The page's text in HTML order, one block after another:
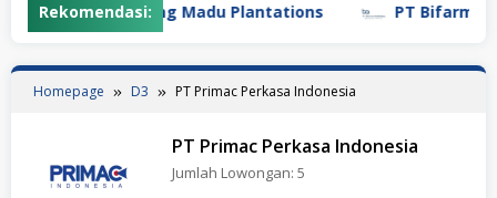
Rekomendasi:
PT Gunung Madu Plantations PT Bifarma
Homepage D3 PT Primac Perkasa Indonesia
PT Primac Perkasa Indonesia
Jumlah Lowongan: 5